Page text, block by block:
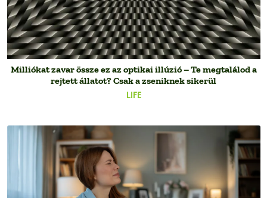
LIFE
Milliókat zavar össze ez az optikai illúzió – Te megtalálod a
rejtett állatot? Csak a zseniknek sikerül